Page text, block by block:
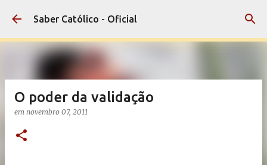
Pular para o conteúdo principal
Saber Católico - Oficial
O poder da validação
em novembro 07, 2011